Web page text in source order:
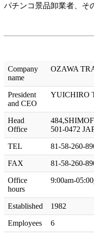
パチンコ景品卸業者、そ
Company
name
OZAWA
President
and CEO
YUICHIRO
Head
Office
501-0472
TEL 81-58-260-
FAX 81-58-260-
Office
hours
9:00am-
Established 1982
Employees 6